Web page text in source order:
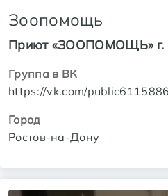
Зоопомощь
Приют «ЗООПОМОЩЬ» г.
Группа в ВК
https://vk.com/
Город
Ростов-на-Дону